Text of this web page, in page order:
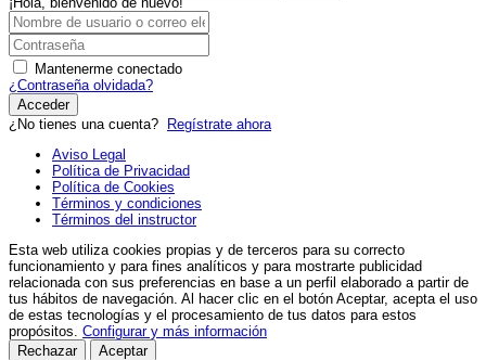
Mantenerme conectado
¿Contraseña olvidada?
Acceder
¿No tienes una cuenta?
Regístrate ahora
Aviso Legal
Política de Privacidad
Política de Cookies
Términos y condiciones
Términos del instructor
Esta web utiliza cookies propias y de terceros para su correcto
funcionamiento y para fines analíticos y para mostrarte publicidad
relacionada con sus preferencias en base a un perfil elaborado a partir de
tus hábitos de navegación. Al hacer clic en el botón Aceptar, acepta el uso
de estas tecnologías y el procesamiento de tus datos para estos
propósitos. Configurar y más información
Rechazar
Aceptar